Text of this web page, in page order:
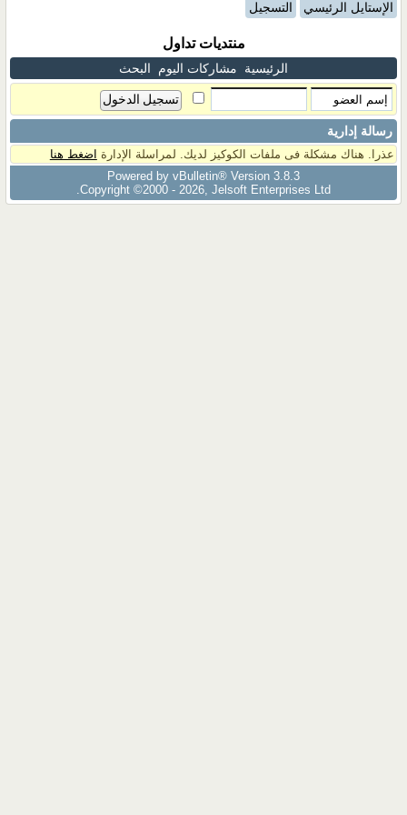
الإستايل الرئيسي التسجيل
منتديات تداول
الرئيسية مشاركات اليوم البحث
رسالة إدارية
عذرا. هناك مشكلة فى ملفات الكوكيز لديك. لمراسلة الإدارة اضغط هنا
Powered by vBulletin® Version 3.8.3
Copyright ©2000 - 2026, Jelsoft Enterprises Ltd.